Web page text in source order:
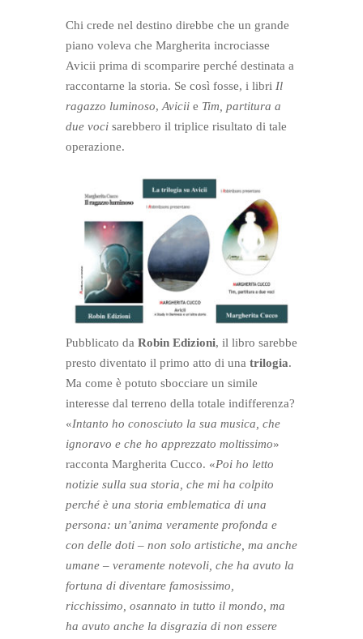
Chi crede nel destino direbbe che un grande
piano voleva che Margherita incrociasse
Avicii prima di scomparire perché destinata a
raccontarne la storia. Se così fosse, i libri Il
ragazzo luminoso, Aviciie Tim, partitura a
due voci sarebbero il triplice risultato di tale
operazione.
Pubblicato da Robin Edizioni, il libro sarebbe
presto diventato il primo atto di una trilogia.
Ma come è potuto sbocciare un simile
interesse dal terreno della totale indifferenza?
«Intanto ho conosciuto la sua musica, che
ignoravo e che ho apprezzato moltissimo»
racconta Margherita Cucco. «Poi ho letto
notizie sulla sua storia, che mi ha colpito
perché è una storia emblematica di una
persona: un’anima veramente profonda e
con delle doti – non solo artistiche, ma anche
umane – veramente notevoli, che ha avuto la
fortuna di diventare famosissimo,
ricchissimo, osannato in tutto il mondo, ma
ha avuto anche la disgrazia di non essere